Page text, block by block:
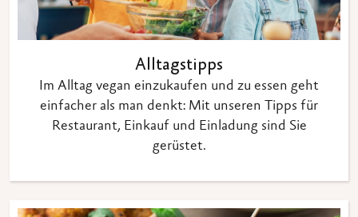
Alltagstipps
Im Alltag vegan einzukaufen und zu essen geht
einfacher als man denkt: Mit unseren Tipps für
Restaurant, Einkauf und Einladung sind Sie
gerüstet.